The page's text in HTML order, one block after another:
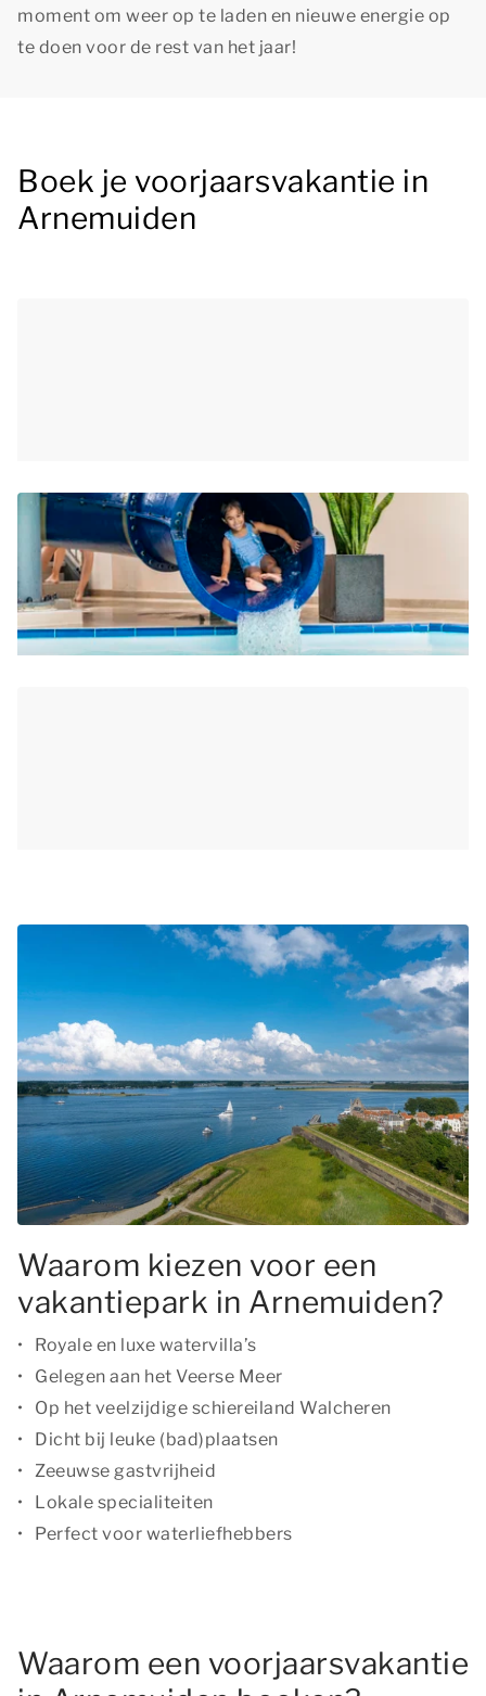
moment om weer op te laden en nieuwe energie op
te doen voor de rest van het jaar!
Boek je voorjaarsvakantie in
Arnemuiden
Waarom kiezen voor een
vakantiepark in Arnemuiden?
Royale en luxe watervilla’s
Gelegen aan het Veerse Meer
Op het veelzijdige schiereiland Walcheren
Dicht bij leuke (bad)plaatsen
Zeeuwse gastvrijheid
Lokale specialiteiten
Perfect voor waterliefhebbers
Waarom een voorjaarsvakantie